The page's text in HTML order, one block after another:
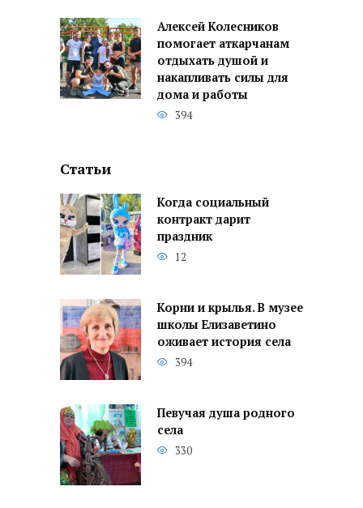
Алексей Колесников
помогает аткарчанам
отдыхать душой и
накапливать силы для
дома и работы
394
Статьи
Когда социальный
контракт дарит
праздник
12
Корни и крылья. В музее
школы Елизаветино
оживает история села
394
Певучая душа родного
села
330